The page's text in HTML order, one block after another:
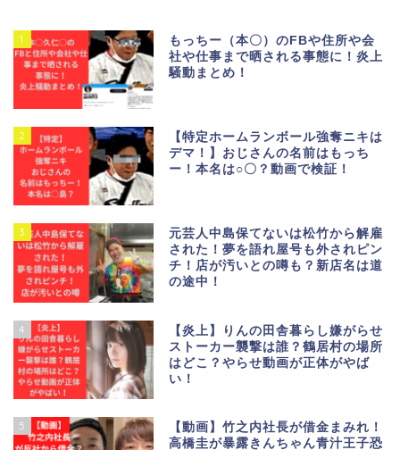
1
もっちー（本〇）のFBや住所や会
社や仕事まで晒される事態に！炎上
騒動まとめ！
2
【特定ホームランボール強奪ニキは
デマ！】おじさんの名前はもっち
ー！本名は○〇？動画で検証！
3
元芸人中島保てないは松竹から解雇
された！夢を語れ屋号も外されピン
チ！店が汚いとの噂も？新店名は道
の途中！
4
【炎上】りんの田舎暮らし嫌がらせ
ストーカー襲撃は誰？鶴居村の場所
はどこ？やらせ動画が正体がやば
い！
5
【動画】竹之内社長が借金まみれ！
高橋圭が暴露きんちゃん青汁王子恐